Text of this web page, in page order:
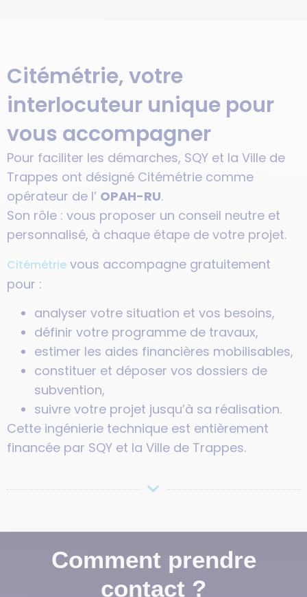
Citémétrie, votre
interlocuteur unique pour
vous accompagner
Pour faciliter les démarches, SQY et la Ville de
Trappes ont désigné Citémétrie comme
opérateur de l’ OPAH-RU.
Son rôle : vous proposer un conseil neutre et
personnalisé, à chaque étape de votre projet.
Citémétrie vous accompagne gratuitement
pour :
analyser votre situation et vos besoins,
définir votre programme de travaux,
estimer les aides financières mobilisables,
constituer et déposer vos dossiers de
subvention,
suivre votre projet jusqu’à sa réalisation.
Cette ingénierie technique est entièrement
financée par SQY et la Ville de Trappes.
Comment prendre
contact ?